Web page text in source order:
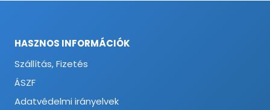
HASZNOS INFORMÁCIÓK
Szállítás, Fizetés
ÁSZF
Adatvédelmi irányelvek